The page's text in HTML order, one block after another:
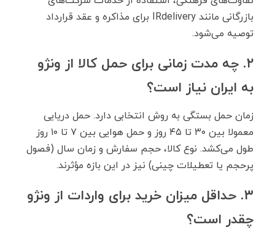
بازرگانی مانند IRdelivery برای مذاکره و عقد قرارداد
توصیه می‌شود.
۲. چه مدت زمانی برای حمل کالا از ونژو
به ایران نیاز است؟
زمان حمل بستگی به روش انتخابی دارد. حمل دریایی
معمولا بین ۳۰ تا ۴۵ روز و حمل هوایی بین ۷ تا ۱۰ روز
طول می‌کشد. نوع کالا، حجم سفارش و زمان سال (فصول
پرحجم یا تعطیلات چینی) نیز در این بازه مؤثرند.
۳. حداقل میزان خرید برای واردات از ونژو
چقدر است؟